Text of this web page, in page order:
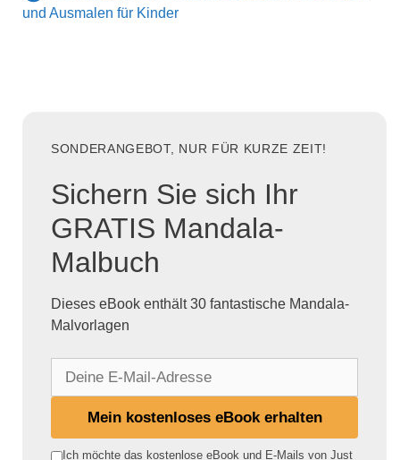
und Ausmalen für Kinder
SONDERANGEBOT, NUR FÜR KURZE ZEIT!
Sichern Sie sich Ihr
GRATIS Mandala-
Malbuch
Dieses eBook enthält 30 fantastische Mandala-
Malvorlagen
e
Mein kostenloses eBook erhalten
Ich möchte das kostenlose eBook und E-Mails von Just